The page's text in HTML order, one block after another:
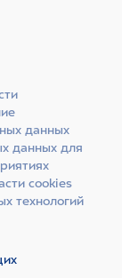
данных
данных для
cookies
технологий